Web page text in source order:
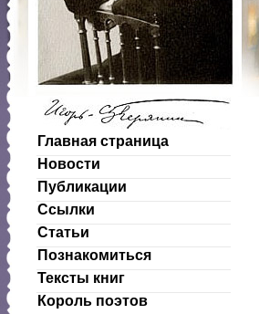
Главная страница
Новости
Публикации
Ссылки
Статьи
Познакомиться
Тексты книг
Король поэтов